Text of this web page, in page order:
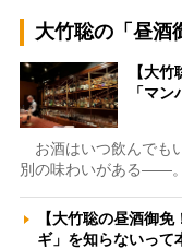
大竹聡の「昼酒
【大
「マ
お酒はいつ飲んでも
別の味わいがある――
【大竹聡の昼酒御
ギ」を知らないっ